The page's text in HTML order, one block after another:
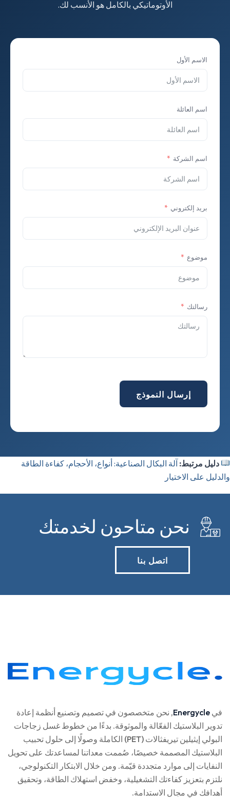
الأوتوماتيكي بالكامل هو الأنسب لك.
الاسم الأول
اسم العائلة
اسم الشركة
بريد إلكتروني
موضوع
رسالتك
إرسال النموذج
دليل مرتبط: آلة البكال الصناعية: أنواع، الأحجام، كفاءة الطاقة
والدليل على الاختيار
نحن متاحون لخدمتك
اتصل بنا
في Energycle, نحن متخصصون في تصميم وتصنيع أنظمة إعادة
تدوير البلاستيك الفعّالة والموثوقة. بدءًا من خطوط غسل زجاجات
البولي إيثيلين تيريفثالات (PET) الكاملة وصولًا إلى حلول تحبيب
البلاستيك المصممة خصيصًا، صُممت معداتنا لمساعدتك على تحويل
النفايات إلى موارد متجددة قيّمة. ومن خلال الابتكار التكنولوجي،
نلتزم بتعزيز كفاءتك التشغيلية، وخفض استهلاك الطاقة، وتحقيق
أهدافك في مجال الاستدامة.